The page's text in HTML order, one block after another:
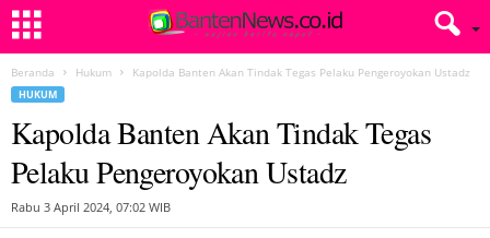
Beranda Hukum Kapolda Banten Akan Tindak Tegas Pelaku Pengeroyokan Ustadz
HUKUM
Kapolda Banten Akan Tindak Tegas
Pelaku Pengeroyokan Ustadz
Rabu 3 April 2024, 07:02 WIB